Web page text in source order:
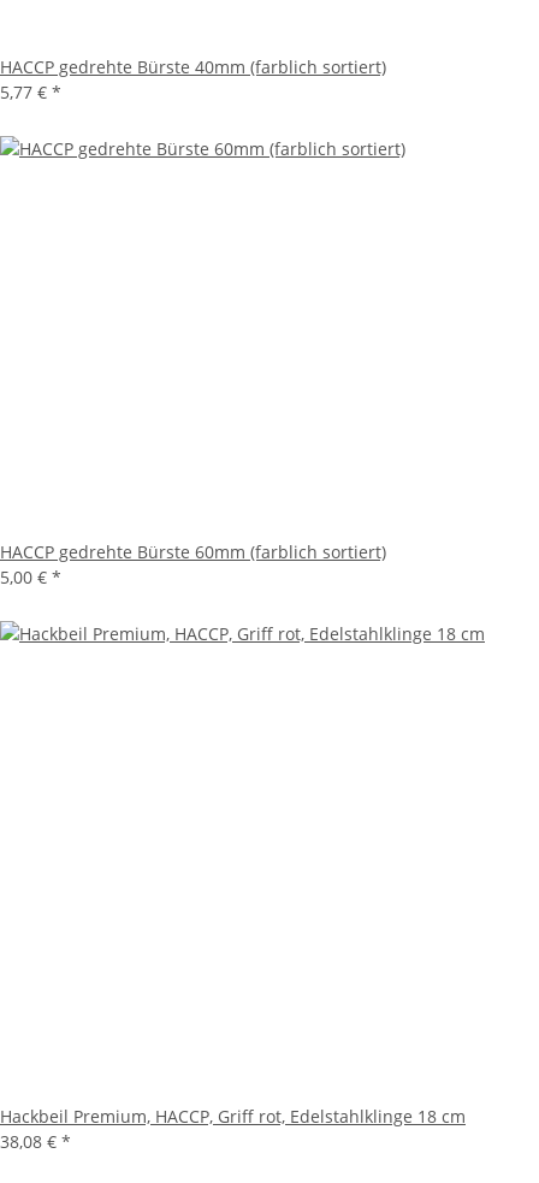
HACCP gedrehte Bürste 40mm (farblich sortiert)
5,77 € *
HACCP gedrehte Bürste 60mm (farblich sortiert)
5,00 € *
Hackbeil Premium, HACCP, Griff rot, Edelstahlklinge 18 cm
38,08 € *